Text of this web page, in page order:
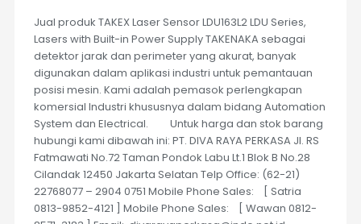
Jual produk TAKEX Laser Sensor LDU163L2 LDU Series,
Lasers with Built-in Power Supply TAKENAKA sebagai
detektor jarak dan perimeter yang akurat, banyak
digunakan dalam aplikasi industri untuk pemantauan
posisi mesin. Kami adalah pemasok perlengkapan
komersial Industri khususnya dalam bidang Automation
System dan Electrical. Untuk harga dan stok barang
hubungi kami dibawah ini: PT. DIVA RAYA PERKASA Jl. RS
Fatmawati No.72 Taman Pondok Labu Lt.1 Blok B No.28
Cilandak 12450 Jakarta Selatan Telp Office: (62-21)
22768077 – 2904 0751 Mobile Phone Sales: [ Satria
0813-9852-4121 ] Mobile Phone Sales: [ Wawan 0812-